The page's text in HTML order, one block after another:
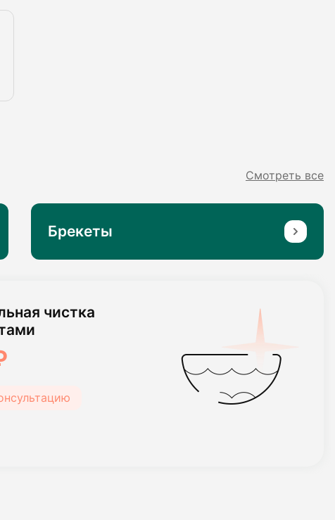
Смотреть все
Брекеты
чистка